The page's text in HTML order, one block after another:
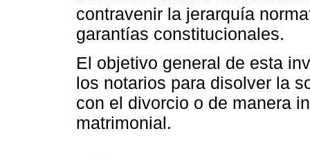
contravenir la jerarquía
garantías constitucionales.
El objetivo general de esta
los notarios para disolver la
con el divorcio o de manera
matrimonial.